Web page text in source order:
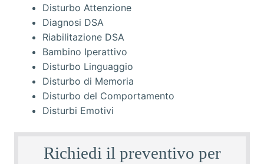
Disturbo Attenzione
Diagnosi DSA
Riabilitazione DSA
Bambino Iperattivo
Disturbo Linguaggio
Disturbo di Memoria
Disturbo del Comportamento
Disturbi Emotivi
Richiedi il preventivo per